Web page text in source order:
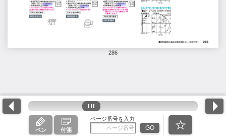
286
ペン 付箋
ページ番号を入力
GO